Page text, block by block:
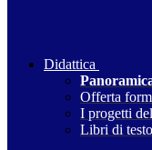
Didattica
Offerta
I progetti
Libri di testo